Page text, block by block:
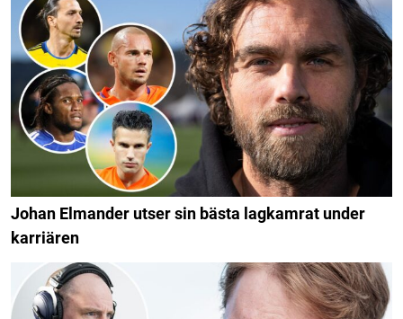
Johan Elmander utser sin bästa lagkamrat under
karriären